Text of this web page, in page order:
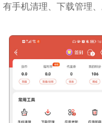
手机清理、下载管理、